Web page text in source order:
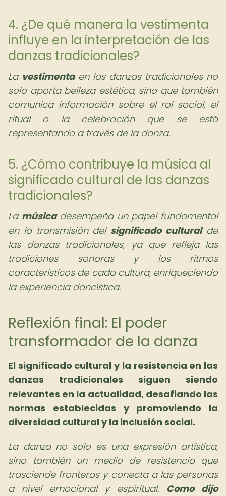
4. ¿De qué manera la vestimenta
influye en la interpretación de las
danzas tradicionales?
La vestimentaen las danzas tradicionales no
solo aporta belleza estética, sino que también
comunica información sobre el rol social, el
ritual o la celebración que se está
representando a través de la danza.
5. ¿Cómo contribuye la música al
significado cultural de las danzas
tradicionales?
La músicadesempeña un papel fundamental
en la transmisión del significado culturalde
las danzas tradicionales, ya que refleja las
tradiciones sonoras y los ritmos
característicos de cada cultura, enriqueciendo
la experiencia dancística.
Reflexión final: El poder
transformador de la danza
El significado cultural y la resistencia en las
danzas tradicionales siguen siendo
relevantes en la actualidad, desafiando las
normas establecidas y promoviendo la
diversidad cultural y la inclusión social.
La danza no solo es una expresión artística,
sino también un medio de resistencia que
trasciende fronteras y conecta a las personas
a nivel emocional y espiritual. Como dijo